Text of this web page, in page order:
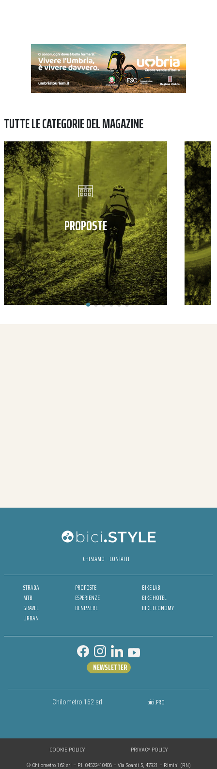
TUTTE LE CATEGORIE DEL MAGAZINE
PROPOSTE
CHI SIAMO CONTATTI
STRADA
MTB
GRAVEL
URBAN
PROPOSTE
ESPERIENZE
BENESSERE
BIKE LAB
BIKE HOTEL
BIKE ECONOMY
Chilometro 162 srl bici.PRO
NEWSLETTER
© Chilometro 162 srl – P.I. 04522410408 – Via Soardi 5, 47921 – Rimini (RN)
COOKIE POLICY PRIVACY POLICY